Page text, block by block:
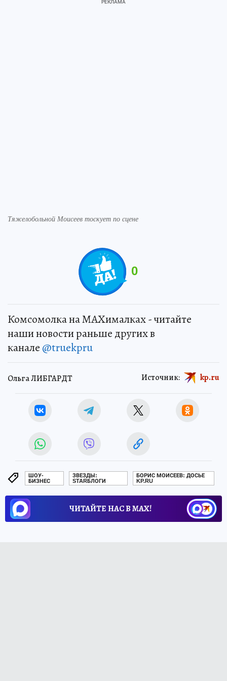
Тяжелобольной Моисеев тоскует по сцене
0
Комсомолка на MAXималках - читайте
наши новости раньше других в
канале @truekpru
Ольга ЛИБГАРДТ Источник: kp.ru
ШОУ-
БИЗНЕС
ЗВЕЗДЫ:
STARБЛОГИ
БОРИС МОИСЕЕВ: ДОСЬЕ
KP.RU
ЧИТАЙТЕ НАС В МАХ!